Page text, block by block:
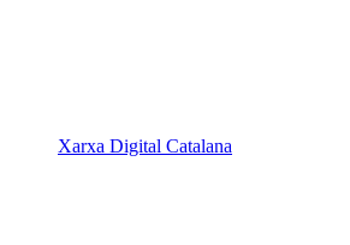
Xarxa Digital Catalana